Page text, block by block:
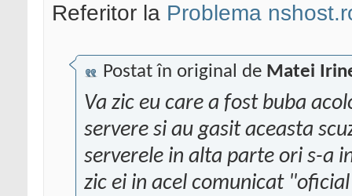
Referitor la Problema
Postat în original de Matei
Va zic eu care a fost buba
servere si au gasit aceasta
serverele in alta parte ori s-a
zic ei in acel comunicat